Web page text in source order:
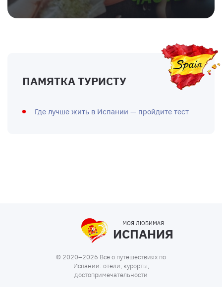
ПАМЯТКА ТУРИСТУ
Где лучше жить в Испании — пройдите тест
МОЯ ЛЮБИМАЯ
ИСПАНИЯ
© 2020–2026 Все о путешествиях по
Испании: отели, курорты,
достопримечательности